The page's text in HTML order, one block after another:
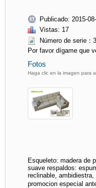
Publicado: 2015-
Vistas: 17
Número de serie：
Por favor dígame que
Fotos
Haga clic en la imagen para
Esqueleto: madera de
suave respaldos:
reclinable,
promocion especial